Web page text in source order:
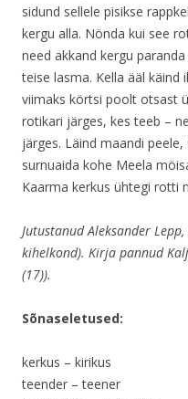
sidund sellele pisikse
kergu alla. Nönda kui see
need akkand kergu
teise lasma. Kella ääl käind
viimaks körtsi poolt otsast
rotikari järges, kes teeb –
järges. Läind maandi
surnuaida kohe Meela
Kaarma kerkus ühtegi rotti
Jutustanud Aleksander
kihelkond). Kirja pannud
(17)).
Sõnaseletused:
kerkus – kirikus
teender – teener